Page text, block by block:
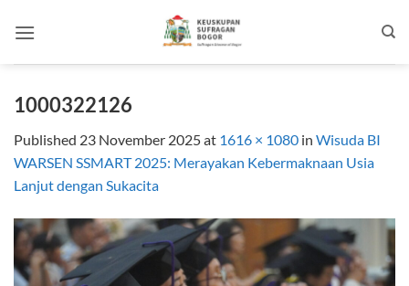
1000322126
Published 23 November 2025at 1616 × 1080 in Wisuda BI
WARSEN SSMART 2025: Merayakan Kebermaknaan Usia
Lanjut dengan Sukacita